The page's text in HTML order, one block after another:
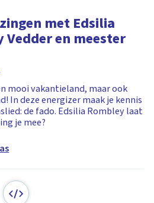
met Edsilia
Vedder en meester
mooi vakantieland, maar ook
In deze energizer maak je kennis
de fado. Edsilia Rombley laat
je mee?